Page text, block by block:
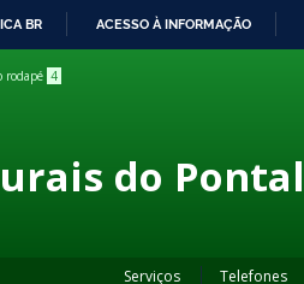
BR ACESSO À INFORMAÇÃO
rodapé 4
do Pontal
Serviços Telefones